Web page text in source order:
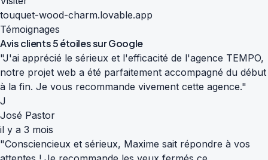
touquet-wood-charm.lovable.app
Témoignages
Avis clients5 étoiles sur Google
"J'ai apprécié le sérieux et l'efficacité de l'agence TEMPO,
notre projet web a été parfaitement accompagné du début
à la fin. Je vous recommande vivement cette agence."
J
José Pastor
il y a 3 mois
"Consciencieux et sérieux, Maxime sait répondre à vos